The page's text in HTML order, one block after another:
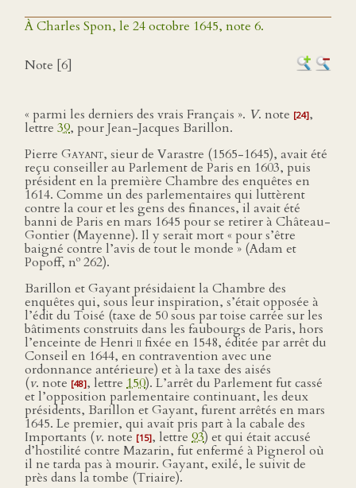
À Charles Spon, le 24 octobre 1645, note 6.
Note [6]
« parmi les derniers des vrais Français ». V. note [24],
lettre 39, pour Jean-Jacques Barillon.
Pierre Gayant, sieur de Varastre (1565-1645), avait été
reçu conseiller au Parlement de Paris en 1603, puis
président en la première Chambre des enquêtes en
1614. Comme un des parlementaires qui luttèrent
contre la cour et les gens des finances, il avait été
banni de Paris en mars 1645 pour se retirer à Château-
Gontier (Mayenne). Il y serait mort « pour s’être
baigné contre l’avis de tout le monde » (Adam et
Popoff, no 262).
Barillon et Gayant présidaient la Chambre des
enquêtes qui, sous leur inspiration, s’était opposée à
l’édit du Toisé (taxe de 50 sous par toise carrée sur les
bâtiments construits dans les faubourgs de Paris, hors
l’enceinte de Henri iifixée en 1548, éditée par arrêt du
Conseil en 1644, en contravention avec une
ordonnance antérieure) et à la taxe des aisés
(v. note [48], lettre 150). L’arrêt du Parlement fut cassé
et l’opposition parlementaire continuant, les deux
présidents, Barillon et Gayant, furent arrêtés en mars
1645. Le premier, qui avait pris part à la cabale des
Importants (v. note [15], lettre 93) et qui était accusé
d’hostilité contre Mazarin, fut enfermé à Pignerol où
il ne tarda pas à mourir. Gayant, exilé, le suivit de
près dans la tombe (Triaire).